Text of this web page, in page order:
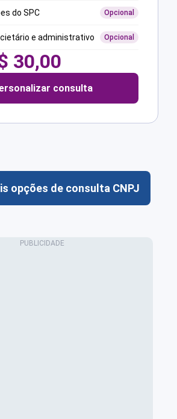
do SPC Opcional
e administrativo Opcional
30,00
consulta
opções de consulta CNPJ